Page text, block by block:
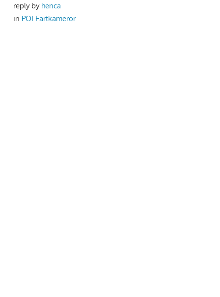
reply by henca
in POI Fartkameror